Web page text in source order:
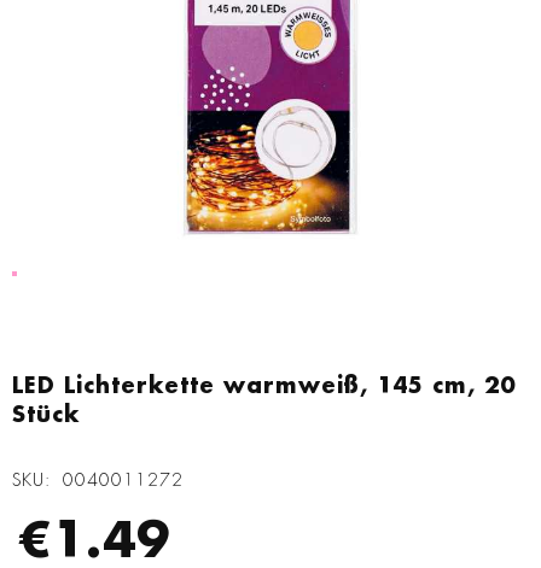
LED Lichterkette warmweiß, 145 cm, 20
Stück
SKU 0040011272
€1.49
Anfang
der